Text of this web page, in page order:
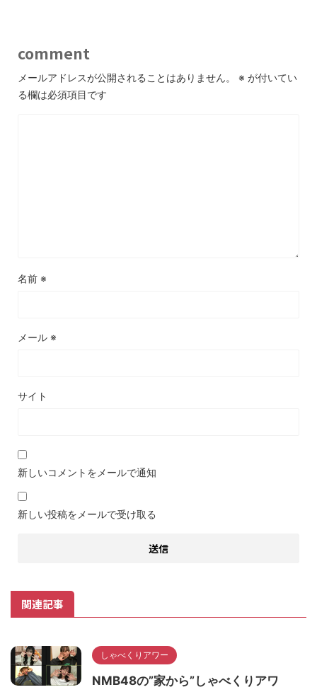
comment
メールアドレスが公開されることはありません。 ※ が付いてい
る欄は必須項目です
名前 ※
メール ※
サイト
新しいコメントをメールで通知
新しい投稿をメールで受け取る
関連記事
しゃべくりアワー
NMB48の”家から”しゃべくりアワ